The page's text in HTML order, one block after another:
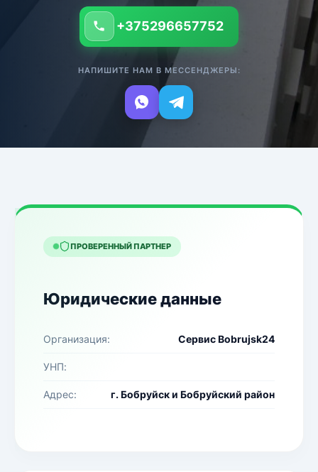
+375296657752
НАПИШИТЕ НАМ В МЕССЕНДЖЕРЫ:
ПРОВЕРЕННЫЙ ПАРТНЕР
Юридические данные
Организация: Сервис Bobrujsk24
УНП:
Адрес: г. Бобруйск и Бобруйский район